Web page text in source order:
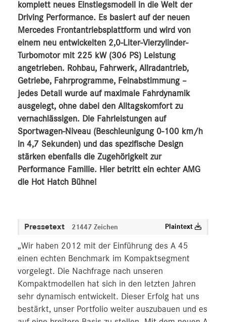
ANSPRECHPARTNER
komplett neues Einstiegsmodell in die Welt der
Driving Performance. Es basiert auf der neuen
Mercedes Frontantriebsplattform und wird von
einem neu entwickelten 2,0-Liter-Vierzylinder-
Turbomotor mit 225 kW (306 PS) Leistung
angetrieben. Rohbau, Fahrwerk, Allradantrieb,
Getriebe, Fahrprogramme, Feinabstimmung –
jedes Detail wurde auf maximale Fahrdynamik
ausgelegt, ohne dabei den Alltagskomfort zu
vernachlässigen. Die Fahrleistungen auf
Sportwagen-Niveau (Beschleunigung 0-100 km/h
in 4,7 Sekunden) und das spezifische Design
stärken ebenfalls die Zugehörigkeit zur
Performance Familie. Hier betritt ein echter AMG
die Hot Hatch Bühne!
Pressetext 21447 Zeichen Plaintext
„Wir haben 2012 mit der Einführung des A 45
einen echten Benchmark im Kompaktsegment
vorgelegt. Die Nachfrage nach unseren
Kompaktmodellen hat sich in den letzten Jahren
sehr dynamisch entwickelt. Dieser Erfolg hat uns
bestärkt, unser Portfolio weiter auszubauen und es